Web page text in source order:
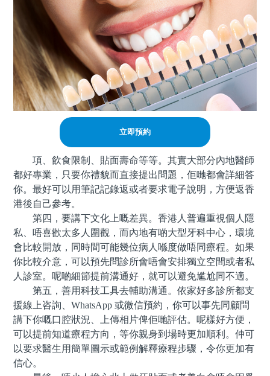
立即預約
項、飲食限制、貼面壽命等等。其實大部分內地醫師
都好專業，只要你禮貌而直接提出問題，佢哋都會詳細答
你。最好可以用筆記記錄返或者要求電子說明，方便返香
港後自己參考。
第四，要講下文化上嘅差異。香港人普遍重視個人隱
私、唔喜歡太多人圍觀，而內地有啲大型牙科中心，環境
會比較開放，同時間可能幾位病人喺度做唔同療程。如果
你比較介意，可以預先問診所會唔會安排獨立空間或者私
人診室。呢啲細節提前溝通好，就可以避免尴尬同不適。
第五，善用科技工具去輔助溝通。依家好多診所都支
援線上咨詢、WhatsApp 或微信預約，你可以事先同顧問
講下你嘅口腔狀況、上傳相片俾佢哋評估。呢樣好方便，
可以提前知道療程方向，等你親身到場時更加順利。仲可
以要求醫生用簡單圖示或範例解釋療程步驟，令你更加有
信心。